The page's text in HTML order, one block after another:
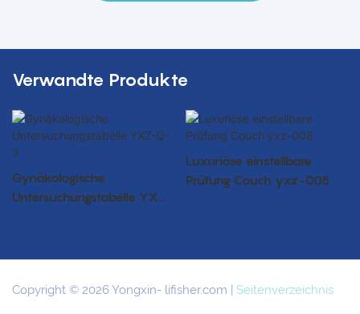
Verwandte Produkte
Gynäkologische
Untersuchungstabelle YXZ-
Luxuriöse einstellbare
Prüfung Couch yxz-008
Copyright © 2026 Yongxin- lifisher.com | Seitenverzeichnis